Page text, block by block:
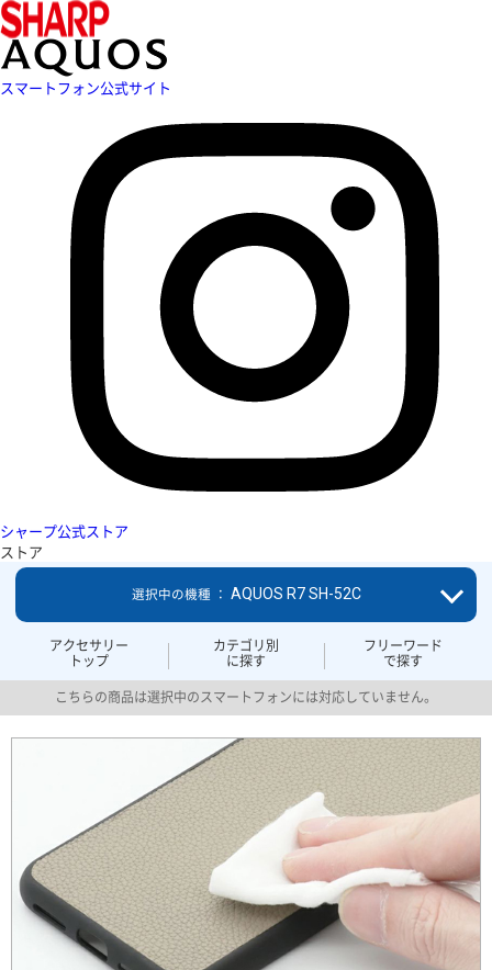
スマートフォン公式サイト
シャープ公式ストア
ストア
アクセサリー
トップ
カテゴリ別
に探す
フリーワード
で探す
選択中の機種 ： AQUOS R7 SH-52C
こちらの商品は選択中のスマートフォンには対応していません。